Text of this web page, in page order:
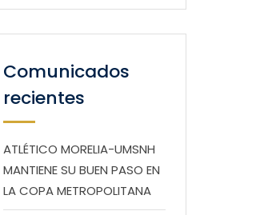
Comunicados
recientes
ATLÉTICO MORELIA-UMSNH
MANTIENE SU BUEN PASO EN
LA COPA METROPOLITANA